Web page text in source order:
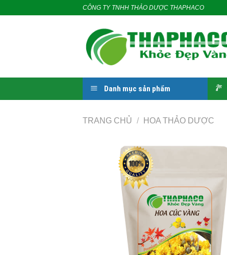
CÔNG TY TNHH THẢO DƯỢC THAPHACO
Danh mục sản phẩm
TRANG CHỦ /
HOA THẢO DƯỢC